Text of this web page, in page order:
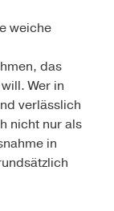
weiche
das
Wer in
verlässlich
nicht nur als
in